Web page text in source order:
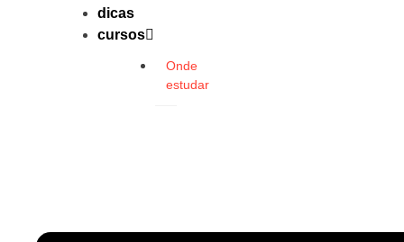
dicas
cursos
Onde
estudar